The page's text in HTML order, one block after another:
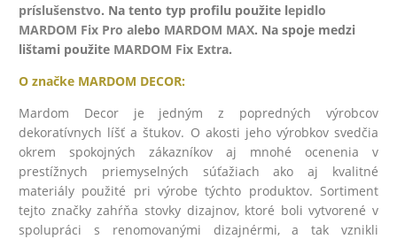
príslušenstvo. Na tento typ profilu použite lepidlo
MARDOM Fix Pro alebo MARDOM MAX. Na spoje medzi
lištami použite MARDOM Fix Extra.
O značke MARDOM DECOR:
Mardom Decor je jedným z popredných výrobcov
dekoratívnych líšť a štukov. O akosti jeho výrobkov svedčia
okrem spokojných zákazníkov aj mnohé ocenenia v
prestížnych priemyselných súťažiach ako aj kvalitné
materiály použité pri výrobe týchto produktov. Sortiment
tejto značky zahŕňa stovky dizajnov, ktoré boli vytvorené v
spolupráci s renomovanými dizajnérmi, a tak vznikli